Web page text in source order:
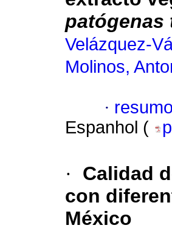
patógenas
Velázquez-
Molinos,
·
Espanhol (
·
Calidad
con
México